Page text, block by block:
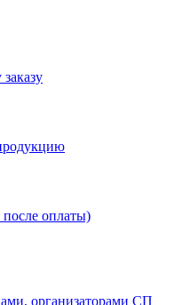
после оплаты)
организаторами СП